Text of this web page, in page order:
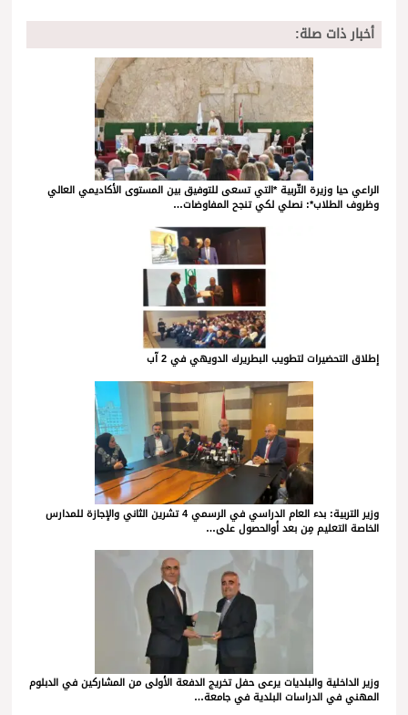
أخبار ذات صلة:
الراعي حيا وزيرة التّربية *التي تسعى للتوفيق بين المستوى الأكاديمي العالي
وظروف الطلاب*: نصلي لكي تنجح المفاوضات…
إطلاق التحضيرات لتطويب البطريرك الدويهي في 2 آب
وزير التربية: بدء العام الدراسي في الرسمي 4 تشرين الثاني والإجازة للمدارس
الخاصة التعليم مِن بعد أوالحصول على…
وزير الداخلية والبلديات يرعى حفل تخريج الدفعة الأولى من المشاركين في الدبلوم
المهني في الدراسات البلدية في جامعة…